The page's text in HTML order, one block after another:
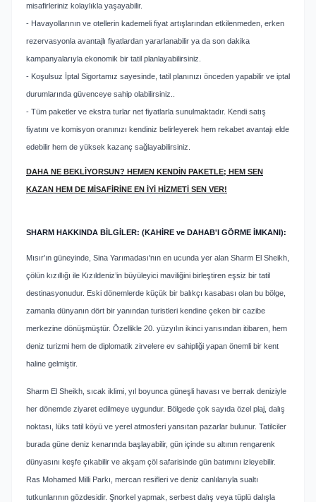
misafirleriniz kolaylıkla yaşayabilir.
- Havayollarının ve otellerin kademeli fiyat artışlarından etkilenmeden, erken
rezervasyonla avantajlı fiyatlardan yararlanabilir ya da son dakika
kampanyalarıyla ekonomik bir tatil planlayabilirsiniz.
- Koşulsuz İptal Sigortamız sayesinde, tatil planınızı önceden yapabilir ve iptal
durumlarında güvenceye sahip olabilirsiniz..
- Tüm paketler ve ekstra turlar net fiyatlarla sunulmaktadır. Kendi satış
fiyatını ve komisyon oranınızı kendiniz belirleyerek hem rekabet avantajı elde
edebilir hem de yüksek kazanç sağlayabilirsiniz.
DAHA NE BEKLİYORSUN? HEMEN KENDİN PAKETLE; HEM SEN
KAZAN HEM DE MİSAFİRİNE EN İYİ HİZMETİ SEN VER!
SHARM HAKKINDA BİLGİLER: (KAHİRE ve DAHAB'I GÖRME İMKANI):
Mısır’ın güneyinde, Sina Yarımadası'nın en ucunda yer alan Sharm El Sheikh,
çölün kızıllığı ile Kızıldeniz’in büyüleyici maviliğini birleştiren eşsiz bir tatil
destinasyonudur. Eski dönemlerde küçük bir balıkçı kasabası olan bu bölge,
zamanla dünyanın dört bir yanından turistleri kendine çeken bir cazibe
merkezine dönüşmüştür. Özellikle 20. yüzyılın ikinci yarısından itibaren, hem
deniz turizmi hem de diplomatik zirvelere ev sahipliği yapan önemli bir kent
haline gelmiştir.
Sharm El Sheikh, sıcak iklimi, yıl boyunca güneşli havası ve berrak deniziyle
her dönemde ziyaret edilmeye uygundur. Bölgede çok sayıda özel plaj, dalış
noktası, lüks tatil köyü ve yerel atmosferi yansıtan pazarlar bulunur. Tatilciler
burada güne deniz kenarında başlayabilir, gün içinde su altının rengarenk
dünyasını keşfe çıkabilir ve akşam çöl safarisinde gün batımını izleyebilir.
Ras Mohamed Milli Parkı, mercan resifleri ve deniz canlılarıyla sualtı
tutkunlarının gözdesidir. Şnorkel yapmak, serbest dalış veya tüplü dalışla